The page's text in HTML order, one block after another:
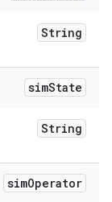
String
simState
String
simOperator